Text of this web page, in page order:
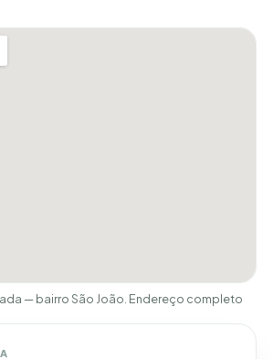
— bairro São João. Endereço completo